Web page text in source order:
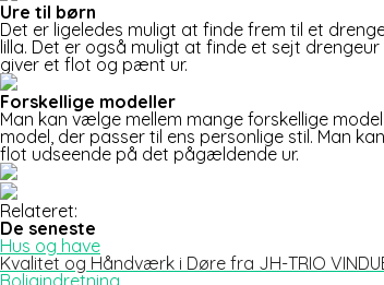
Ure til børn
Det er ligeledes muligt at finde frem til et
lilla. Det er også muligt at finde et sejt
giver et flot og pænt ur.
Forskellige modeller
Man kan vælge mellem mange forskellige
model, der passer til ens personlige stil. Man
flot udseende på det pågældende ur.
Relateret:
De seneste
Hus og have
Kvalitet og Håndværk i Døre fra JH-TRIO
Boligindretning